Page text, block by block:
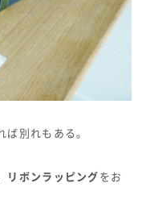
別れもある。
リボンラッピングをお